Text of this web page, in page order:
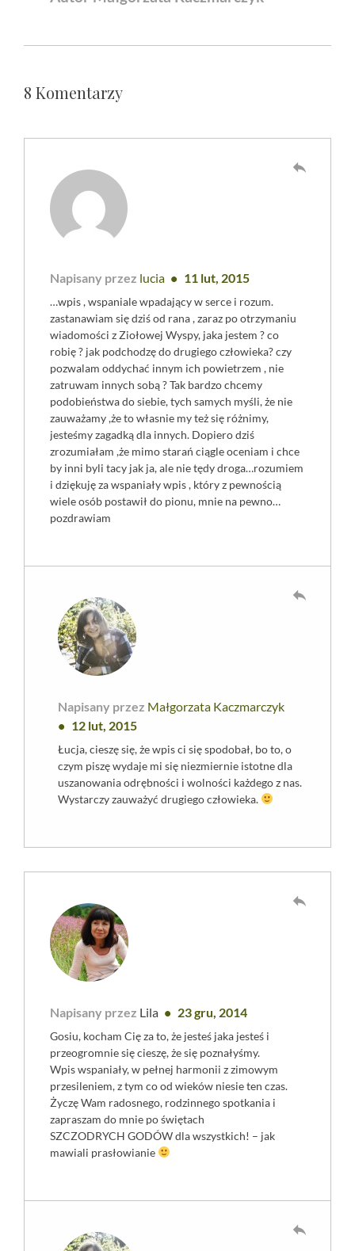
8 Komentarzy
Napisany przez lucia 11 lut, 2015
…wpis , wspaniale wpadający w serce i rozum.
zastanawiam się dziś od rana , zaraz po otrzymaniu
wiadomości z Ziołowej Wyspy, jaka jestem ? co
robię ? jak podchodzę do drugiego człowieka? czy
pozwalam oddychać innym ich powietrzem , nie
zatruwam innych sobą ? Tak bardzo chcemy
podobieństwa do siebie, tych samych myśli, że nie
zauważamy ,że to własnie my też się różnimy,
jesteśmy zagadką dla innych. Dopiero dziś
zrozumiałam ,że mimo starań ciągle oceniam i chce
by inni byli tacy jak ja, ale nie tędy droga…rozumiem
i dziękuję za wspaniały wpis , który z pewnością
wiele osób postawił do pionu, mnie na pewno…
pozdrawiam
reply
Napisany przez Małgorzata Kaczmarczyk
12 lut, 2015
Łucja, cieszę się, że wpis ci się spodobał, bo to, o
czym piszę wydaje mi się niezmiernie istotne dla
uszanowania odrębności i wolności każdego z nas.
Wystarczy zauważyć drugiego człowieka.
reply
Napisany przez Lila 23 gru, 2014
Gosiu, kocham Cię za to, że jesteś jaka jesteś i
przeogromnie się cieszę, że się poznałyśmy.
Wpis wspaniały, w pełnej harmonii z zimowym
przesileniem, z tym co od wieków niesie ten czas.
Życzę Wam radosnego, rodzinnego spotkania i
zapraszam do mnie po świętach
SZCZODRYCH GODÓW dla wszystkich! – jak
mawiali prasłowianie
reply
reply